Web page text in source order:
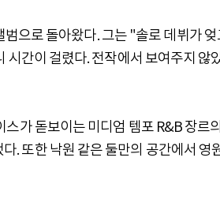
으로 돌아왔다. 그는 "솔로 데뷔가
시간이 걸렸다. 전작에서 보여주지 않
가 돋보이는 미디엄 템포 R&B 장르
. 또한 낙원 같은 둘만의 공간에서 영